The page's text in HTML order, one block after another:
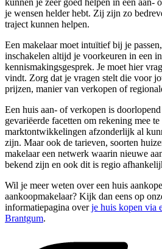
kunnen je zeer goed helpen in een aan-
je wensen helder hebt. Zij zijn zo
traject kunnen helpen.
Een makelaar moet intuïtief bij je
inschakelen altijd je voorkeuren in een
kennismakingsgesprek. Je moet hier
vindt. Zorg dat je vragen stelt die voor
prijzen, manier van verkopen of
Een huis aan- of verkopen is
gevariëerde facetten om rekening mee
marktontwikkelingen afzonderlijk al
zijn. Maar ook de tarieven, soorten
makelaar een netwerk waarin nieuwe
bekend zijn en ook dit is regio
Wil je meer weten over een huis
aankoopmakelaar? Kijk dan eens op
informatiepagina overje huis kopen via
Brantgum.